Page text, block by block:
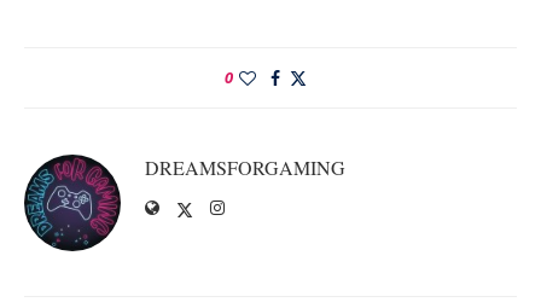
0
DREAMSFORGAMING